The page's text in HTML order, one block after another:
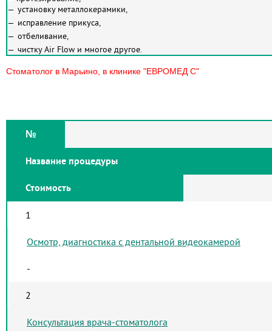
установку металлокерамики,
исправление прикуса,
отбеливание,
чистку Air Flow и многое другое.
Стоматолог в Марьино, в клинике "ЕВРОМЕД С"
№
Название процедуры
Стоимость
1
Осмотр, диагностика с дентальной видеокамерой
-
2
Консультация врача-стоматолога